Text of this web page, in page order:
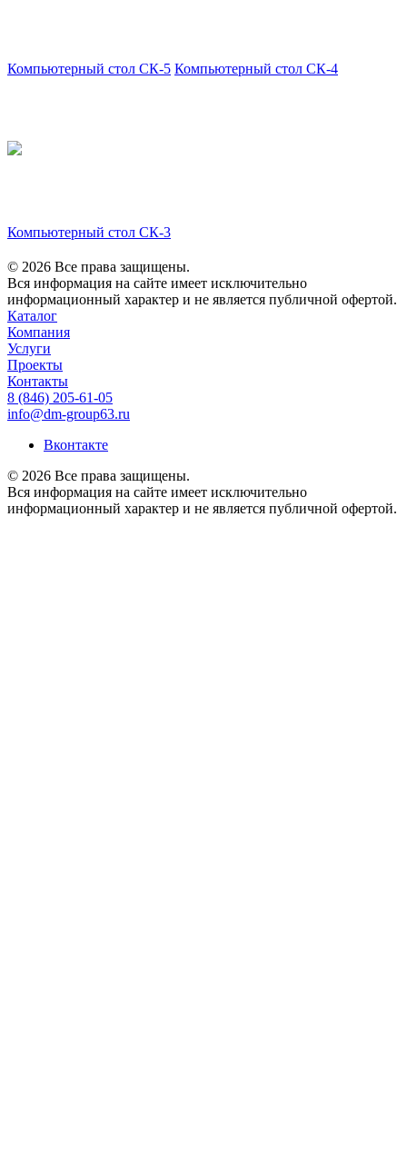
Компьютерный стол СК-5 Компьютерный стол СК-4
Компьютерный стол СК-3
© 2026 Все права защищены.
Вся информация на сайте имеет исключительно
информационный характер и не является публичной офертой.
Каталог
Компания
Услуги
Проекты
Контакты
8 (846) 205-61-05
info@dm-group63.ru
Вконтакте
© 2026 Все права защищены.
Вся информация на сайте имеет исключительно
информационный характер и не является публичной офертой.